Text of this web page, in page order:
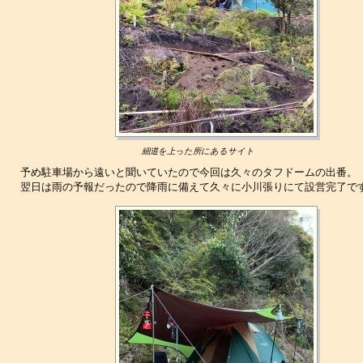
細道を上った所にあるサイト
予め駐車場から遠いと聞いていたので今回は久々のタフドームの出番。
翌日は雨の予報だったので降雨に備えて久々に小川張りにて設営完了で